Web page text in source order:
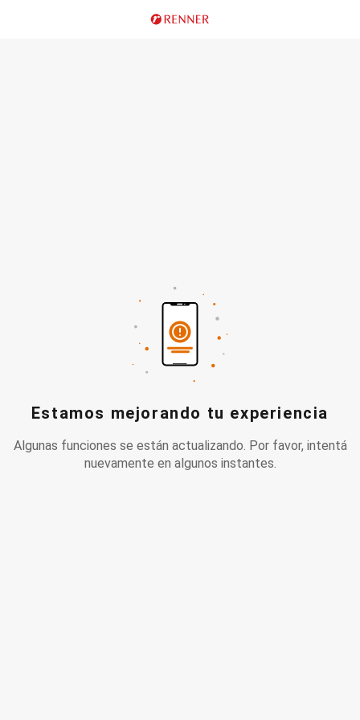
Estamos mejorando tu experiencia
Algunas funciones se están actualizando. Por favor, intentá
nuevamente en algunos instantes.